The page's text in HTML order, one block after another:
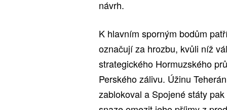
návrh.
K hlavním sporným bodům
označují za hrozbu, kvůli níž
strategického Hormuzského
Perského zálivu. Úžinu
zablokoval a Spojené státy